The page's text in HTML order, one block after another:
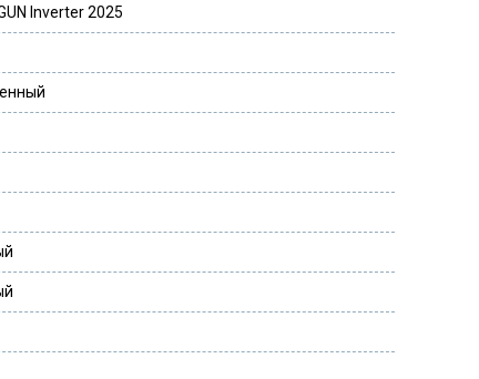
Inverter 2025